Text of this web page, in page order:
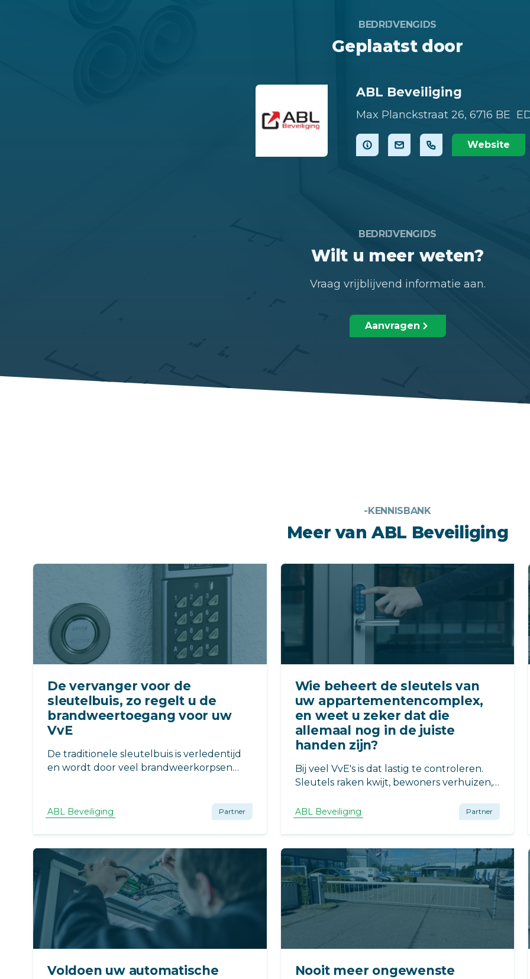
BEDRIJVENGIDS
Geplaatst door
ABL Beveiliging
Max Planckstraat 26, 6716 BE
Website
BEDRIJVENGIDS
Wilt u meer weten?
Vraag vrijblijvend informatie aan.
Aanvragen
-KENNISBANK
Meer van ABL Beveiliging
De vervanger voor de
sleutelbuis, zo regelt u de
brandweertoegang voor uw
VvE
De traditionele sleutelbuis is verledentijd
en wordt door veel brandweerkorpsen
elektronische sleutelbuis die geopend kan
worden via verschillende aansturingen
zoals SOS toegang.
ABL Beveiliging Partner
Wie beheert de sleutels van
uw appartementencomplex,
en weet u zeker dat die
allemaal nog in de juiste
handen zijn?
Bij veel VvE's is dat lastig te controleren.
Sleutels raken kwijt, bewoners verhuizen,
het weet weet niemand meer precies wie
er nog toegang heeft tot de centrale hal,
de fietsenstalling of de parkeergarage.
ABL Beveiliging Partner
Voldoen uw automatische
Nooit meer ongewenste